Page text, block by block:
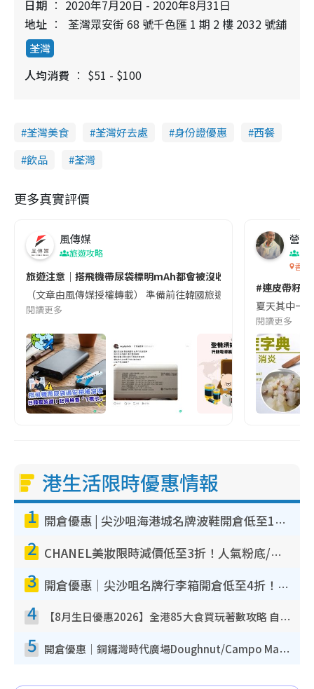
日期
2020年7月20日 - 2020年8月31日
地址
荃灣眾安街 68 號千色匯 1 期 2 樓 2032 號舖
荃灣
人均消費 $51 - $100
荃灣美食 荃灣好去處 身份證優惠
西餐
飲品
荃灣
更多真實評價
風傳媒
旅遊攻略
旅遊注意｜搭飛機帶尿袋標明mAh都會被沒收😱出發前切記檢查
（文章由風傳媒授權轉載） 準備前往韓國旅遊的民眾，近期要
閱讀更多
營養
香港
#連皮帶籽
夏天其中一
閱讀更多
港生活限時優惠情報
1 開倉優惠 | 尖沙咀海港城名牌波鞋開倉低至1折！On鞋$899起／Joy&Peace鞋履$98起
2 CHANEL美妝限時減價低至3折！人氣粉底/唇膏/精華液低至$275！COCO香水都有平
3 開倉優惠｜尖沙咀名牌行李箱開倉低至4折！一連5日 American Tourister/ace./Hallmark $200起！
4 【8月生日優惠2026】全港85大食買玩著數攻略 自助餐/火鍋放題同行免費＋誠品/DONKI送現金券
5 開倉優惠｜銅鑼灣時代廣場Doughnut/Campo Marzio開倉低至1折！背囊、書包、手袋劈價$200起